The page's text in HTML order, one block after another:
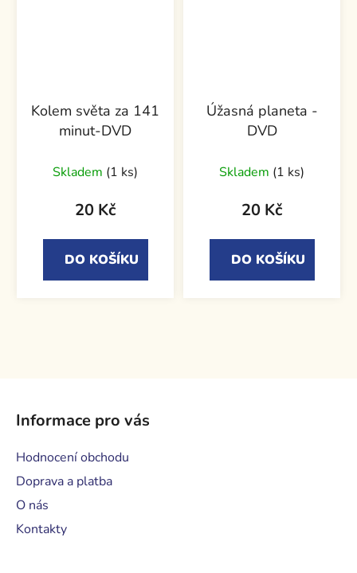
Kolem světa za 141
minut-DVD
hodnocení
produktu
5,0
z
Skladem (1 ks)
20 Kč
DO KOŠÍKU
Úžasná planeta -
DVD
Skladem (1 ks)
20 Kč
DO KOŠÍKU
Informace pro vás
Hodnocení obchodu
Doprava a platba
O nás
Kontakty